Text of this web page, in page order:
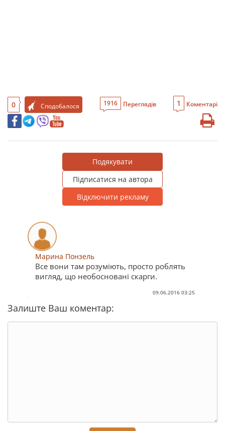
0 Сподобалося 1916 Переглядів 1 Коментарі
Подякувати
Підписатися на автора
Відключити рекламу
Марина Понзель
Все вони там розуміють, просто роблять
вигляд, що необосновані скарги.
09.06.2016 03:25
Залиште Ваш коментар: